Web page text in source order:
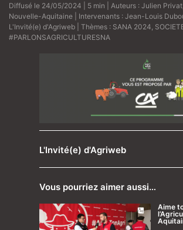
Diffusé le 24/05/2024 | 5 min | Auteurs : Julien Privat
Nouvelle-Aquitaine | Intervenants : Jean-Louis
L'Invité(e) d'Agriweb | Thèmes : SANA 2024
#PARLONSAGRICULTURESNA
L'Invité(e) d'Agriweb
Vous pourriez aimer aussi…
Aime